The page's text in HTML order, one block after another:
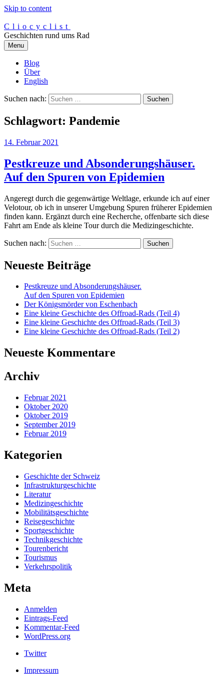
Skip to content
Cliocyclist
Geschichten rund ums Rad
Menu
Blog
Über
English
Suchen nach:
Schlagwort: Pandemie
14. Februar 2021
Pestkreuze und Absonderungshäuser.
Auf den Spuren von Epidemien
Angeregt durch die gegenwärtige Weltlage, erkunde ich auf einer
Velotour, ob ich in unserer Umgebung Spuren früherer Epidemien
finden kann. Ergänzt durch eine Recherche, offenbarte sich diese
Fahrt am Ende als kleine Tour durch die Medizingeschichte.
Suchen nach:
Neueste Beiträge
Pestkreuze und Absonderungshäuser.
Auf den Spuren von Epidemien
Der Königsmörder von Eschenbach
Eine kleine Geschichte des Offroad-Rads (Teil 4)
Eine kleine Geschichte des Offroad-Rads (Teil 3)
Eine kleine Geschichte des Offroad-Rads (Teil 2)
Neueste Kommentare
Archiv
Februar 2021
Oktober 2020
Oktober 2019
September 2019
Februar 2019
Kategorien
Geschichte der Schweiz
Infrastrukturgeschichte
Literatur
Medizingeschichte
Mobilitätsgeschichte
Reisegeschichte
Sportgeschichte
Technikgeschichte
Tourenbericht
Tourismus
Verkehrspolitik
Meta
Anmelden
Eintrags-Feed
Kommentar-Feed
WordPress.org
Twitter
Impressum